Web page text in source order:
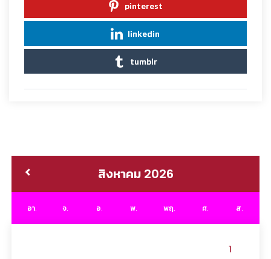
pinterest
linkedin
tumblr
สิงหาคม 2026
อา. จ. อ. พ. พฤ. ศ. ส.
1